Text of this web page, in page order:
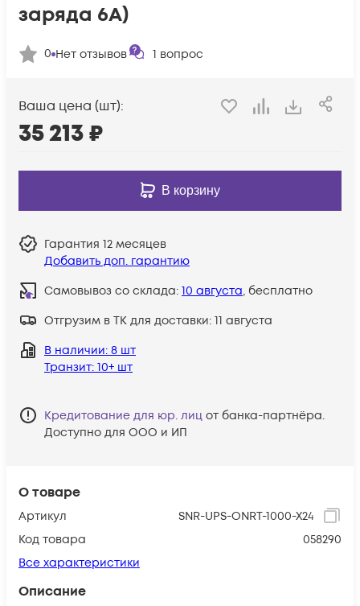
О товаре
Артикул
SNR-UPS-ONRT-1000-X24
Код товара
058290
Все характеристики
Описание
заряда 6А)
0 Нет отзывов 1 вопрос
Ваша цена (шт):
35 213₽
В корзину
Гарантия 12 месяцев
Добавить доп. гарантию
Самовывоз со склада: 10 августа, бесплатно
Отгрузим в ТК для доставки: 11 августа
В наличии: 8 шт
Транзит: 10+ шт
Кредитование для юр. лиц от банка-партнёра.
Доступно для ООО и ИП